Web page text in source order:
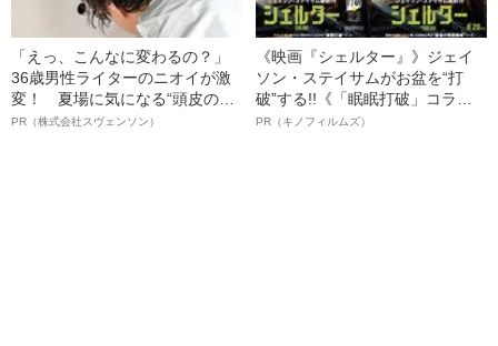
「えっ、こんなに変わるの？」
36歳男性ライターのニオイが激
変！ 夏場に気になる“頭皮のニ
オイ”や“ベタつき”を解消す
PR（株式会社スヴェンソン）
《映画『シェルター』》ジェイ
ソン・ステイサムがお盆を“打
破”する!!《「眠眠打破」コラ
ボ》
PR（キノフィルムズ）